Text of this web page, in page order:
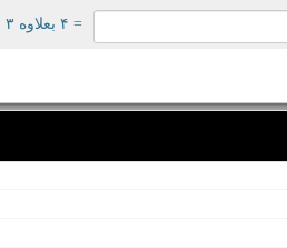
= ۴ بعلاوه ۳